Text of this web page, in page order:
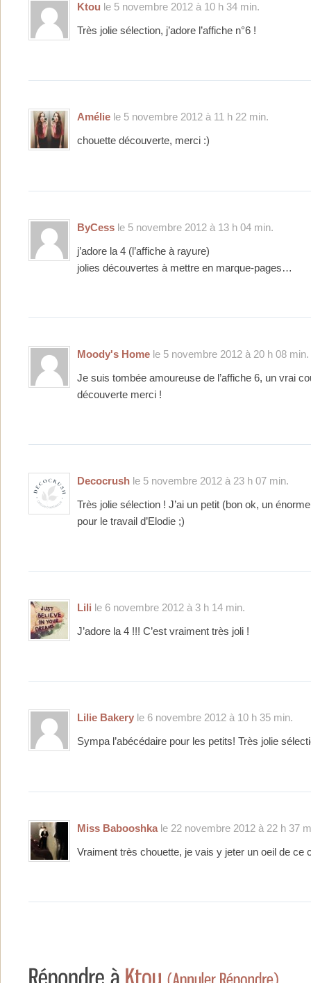
Ktou le 5 novembre 2012 à 10 h 34 min.
Très jolie sélection, j’adore l’affiche n°6 !
Amélie le 5 novembre 2012 à 11 h 22 min.
chouette découverte, merci :)
ByCess le 5 novembre 2012 à 13 h 04 min.
j’adore la 4 (l’affiche à rayure)
jolies découvertes à mettre en marque-pages…
Moody's Home le 5 novembre 2012 à 20 h 08 min.
Je suis tombée amoureuse de l’affiche 6, un vrai
découverte merci !
Decocrush le 5 novembre 2012 à 23 h 07 min.
Très jolie sélection ! J’ai un petit (bon ok, un
pour le travail d’Elodie ;)
Lili le 6 novembre 2012 à 3 h 14 min.
J’adore la 4 !!! C’est vraiment très joli !
Lilie Bakery le 6 novembre 2012 à 10 h 35 min.
Sympa l’abécédaire pour les petits! Très jolie
Miss Babooshkale 22 novembre 2012 à 22 h 37
Vraiment très chouette, je vais y jeter un oeil de